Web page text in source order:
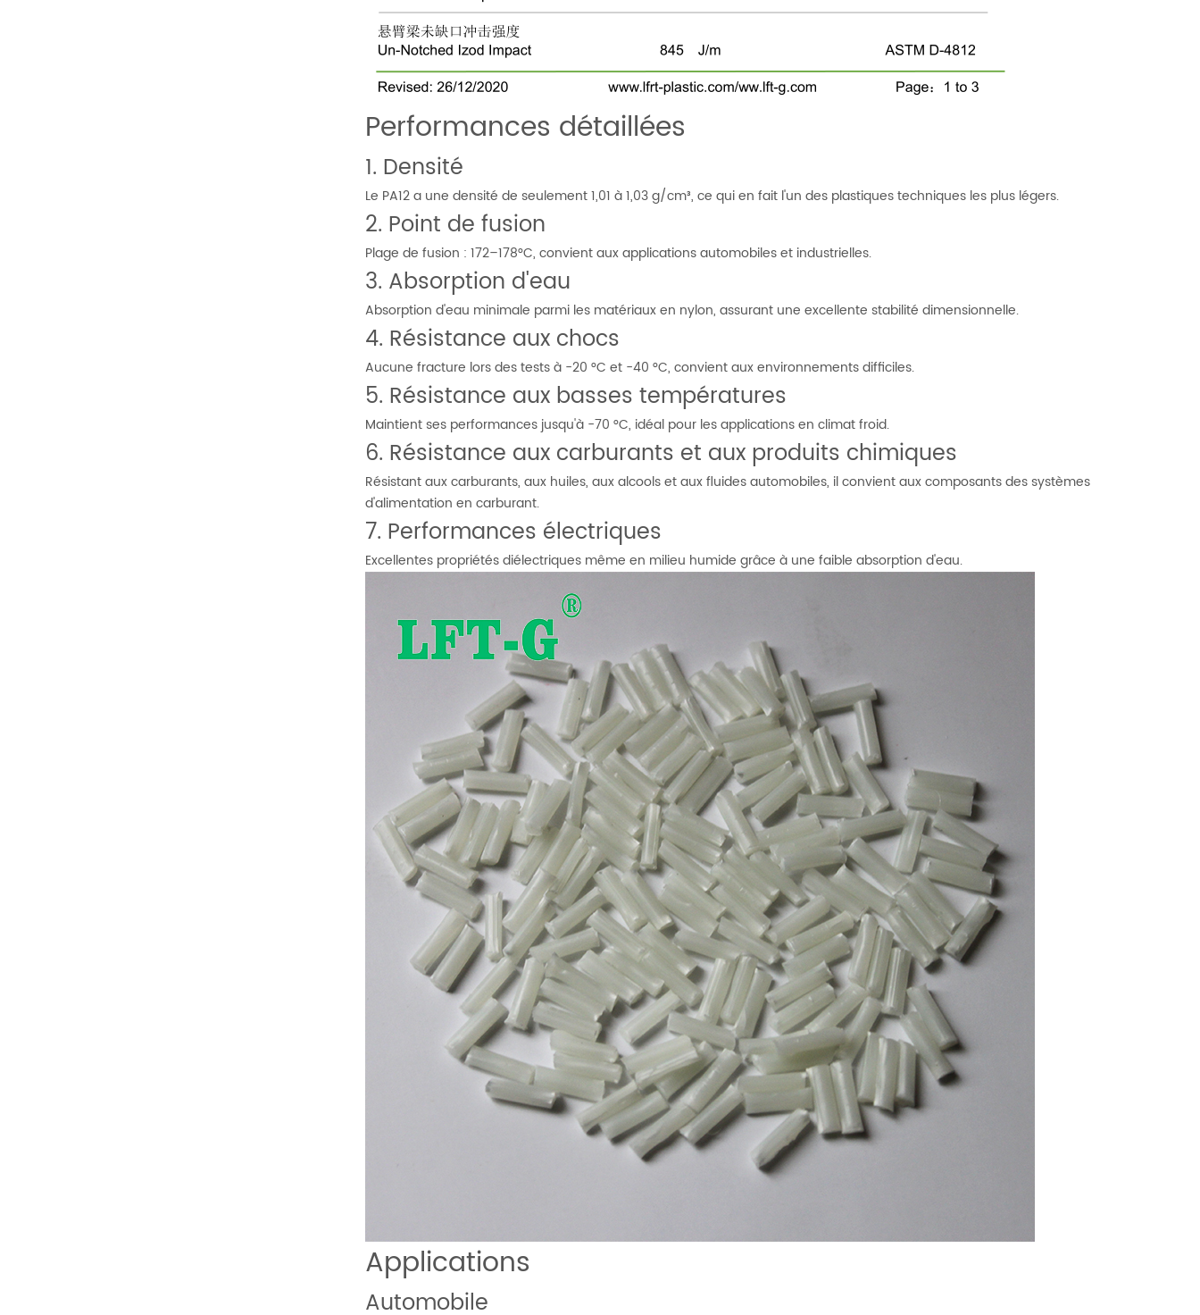
Performances détaillées
1. Densité
Le PA12 a une densité de seulement 1,01 à 1,03 g/cm³, ce qui en fait l'un des plastiques techniques les plus légers.
2. Point de fusion
Plage de fusion : 172–178°C, convient aux applications automobiles et industrielles.
3. Absorption d'eau
Absorption d'eau minimale parmi les matériaux en nylon, assurant une excellente stabilité dimensionnelle.
4. Résistance aux chocs
Aucune fracture lors des tests à -20 °C et -40 °C, convient aux environnements difficiles.
5. Résistance aux basses températures
Maintient ses performances jusqu'à -70 °C, idéal pour les applications en climat froid.
6. Résistance aux carburants et aux produits chimiques
Résistant aux carburants, aux huiles, aux alcools et aux fluides automobiles, il convient aux composants des systèmes
d'alimentation en carburant.
7. Performances électriques
Excellentes propriétés diélectriques même en milieu humide grâce à une faible absorption d'eau.
Applications
Automobile